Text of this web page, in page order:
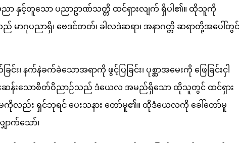
နှင့်တူသော ပညာဥာဏ်သတ္တိ ထင်ရှားလျက် ရှိပါ၏။ ထိုသူကို
ည် မာဂုပညာရှိ၊ ဗေဒင်တတ်၊ ခါလဒဲဆရာ၊ အနာဂတ္တိ ဆရာတို့အပေါ်တွင်
နက်နဲခက်ခဲသောအရာကို ဖွင့်ပြခြင်း၊ ပုစ္ဆာအမေးကို ဖြေခြင်းငှါ
ဆန်းသောစိတ်ဝိညာဉ်သည် ဒံယေလ အမည်ရှိသော ထိုသူတွင် ထင်ရှား
ကိုလည်း ရှင်ဘုရင် ပေးသနား တော်မူ၏။ ထိုဒံယေလကို ခေါ်တော်မူ
ာက်သော်၊